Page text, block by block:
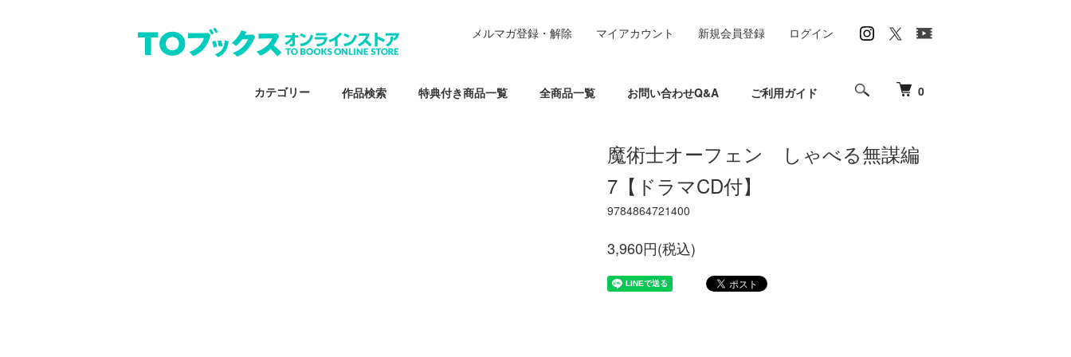
0
カテゴリー 作品検索 特典付き商品一覧 全商品一覧 お問い合わせQ&A ご利用ガイド
メルマガ登録・解除 マイアカウント 新規会員登録 ログイン
魔術士オーフェン しゃべる無謀編
7【ドラマCD付】
9784864721400
3,960円(税込)